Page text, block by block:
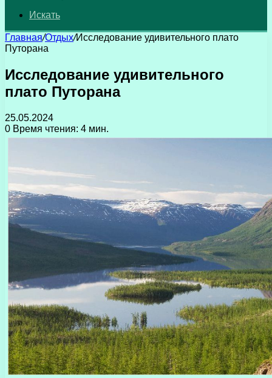
Искать
Главная/Отдых/Исследование удивительного плато
Путорана
Исследование удивительного
плато Путорана
25.05.2024
0 Время чтения: 4 мин.